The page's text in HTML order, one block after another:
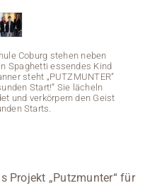
Coburg stehen neben
Spaghetti essendes Kind
steht „PUTZMUNTER“
Start!“ Sie lächeln
und verkörpern den Geist
Starts.
Projekt „Putzmunter“ für